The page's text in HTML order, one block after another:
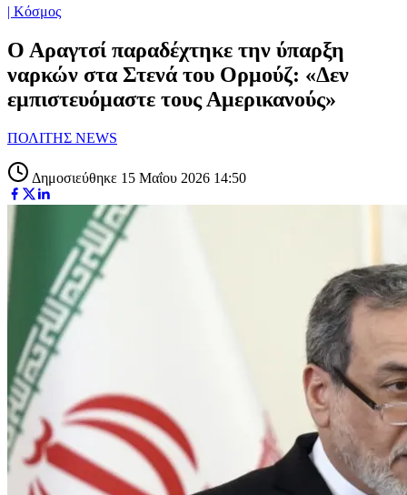
| Κόσμος
Ο Αραγτσί παραδέχτηκε την ύπαρξη
ναρκών στα Στενά του Ορμούζ: «Δεν
εμπιστευόμαστε τους Αμερικανούς»
ΠΟΛΙΤΗΣ NEWS
Δημοσιεύθηκε 15 Μαΐου 2026 14:50